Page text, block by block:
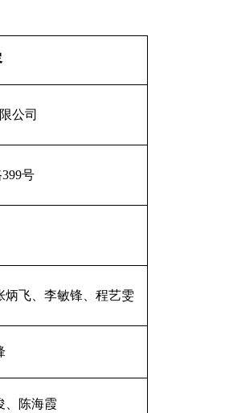
公司
399号
飞、李敏锋、程艺雯
、陈海霞